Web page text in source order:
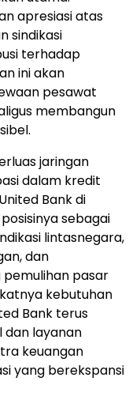
apresiasi atas
sindikasi
terhadap
ini akan
pesawat
membangun
jaringan
dalam kredit
Bank di
sebagai
lintasnegara,
dan
pasar
kebutuhan
Bank terus
layanan
keuangan
yang berekspansi